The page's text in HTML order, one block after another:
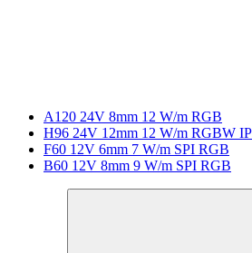
A120 24V 8mm 12 W/m RGB
H96 24V 12mm 12 W/m RGBW
F60 12V 6mm 7 W/m SPI RGB
B60 12V 8mm 9 W/m SPI RGB